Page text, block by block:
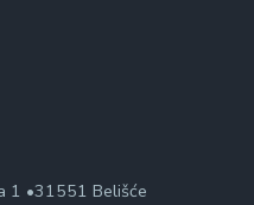
1 •31551 Belišće